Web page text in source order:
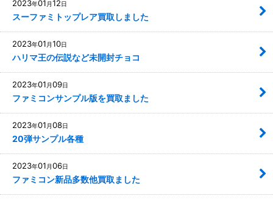
2023年01 月12日
スーファミトップレア買取しました
2023年01 月10日
ハリマ王の伝説など未開封チョコ
2023年01 月09日
ファミコンサンプル版を買取ました
2023年01 月08日
20弾サンプル各種
2023年01 月06日
ファミコン新品多数他買取ました